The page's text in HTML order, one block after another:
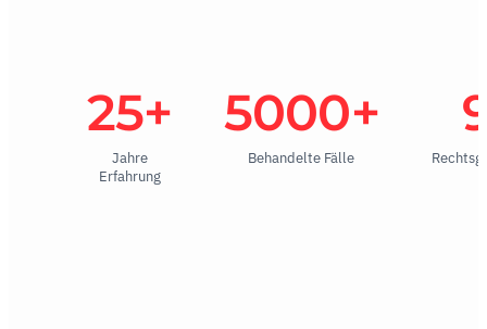
25+
Jahre
Erfahrung
5000+
Behandelte Fälle